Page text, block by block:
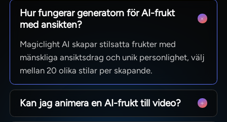
Hur fungerar generatorn för AI-frukt
med ansikten?
Magiclight AI skapar stilsatta frukter med
mänskliga ansiktsdrag och unik personlighet, välj
mellan 20 olika stilar per skapande.
Kan jag animera en AI-frukt till video?